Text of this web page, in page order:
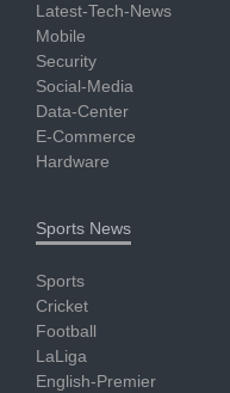
Latest-Tech-News
Mobile
Security
Social-Media
Data-Center
E-Commerce
Hardware
Sports News
Sports
Cricket
Football
LaLiga
English-Premier